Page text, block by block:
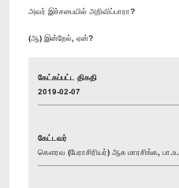
அவர் இச்சபையில் அறிவிப்பாரா?
(ஆ) இன்றேல், ஏன்?
கேட்கப்பட்ட திகதி
2019-02-07
கேட்டவர்
கௌரவ (பேராசிரியர்) ஆசு மாரசிங்க, பா.உ.